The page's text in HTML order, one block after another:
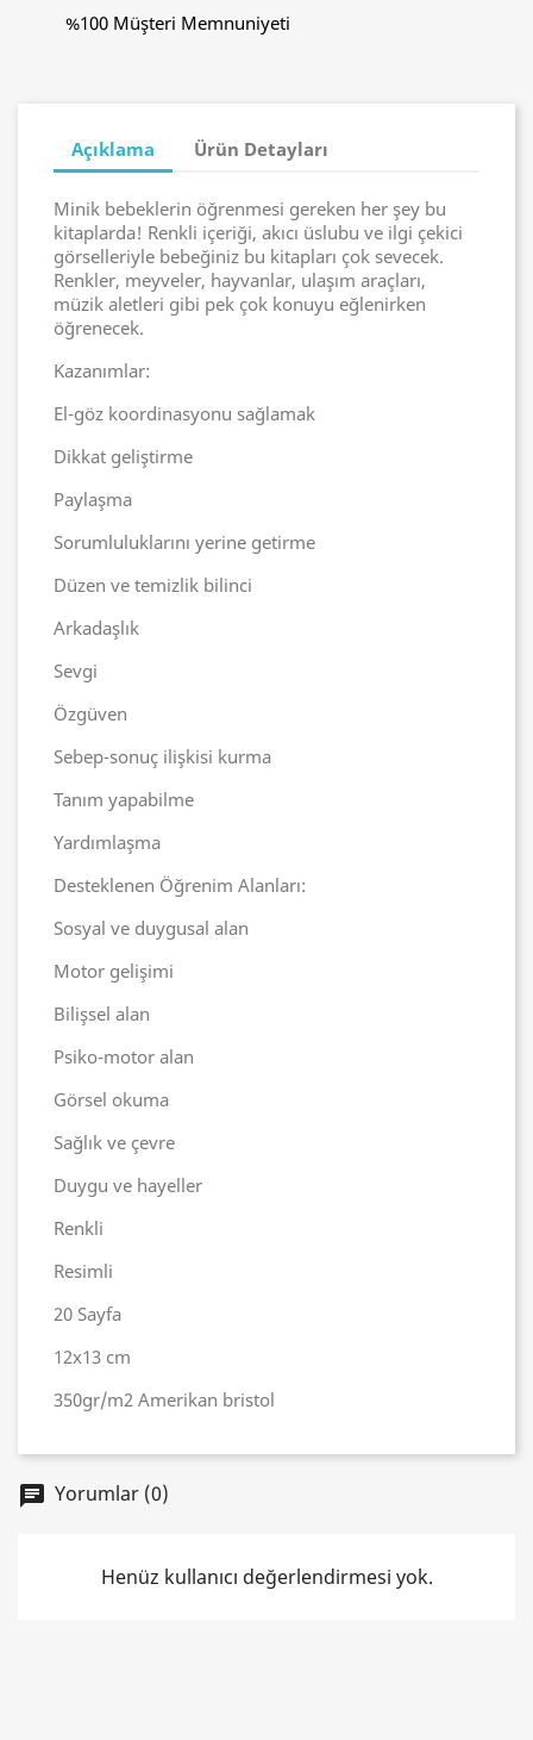
%100 Müşteri Memnuniyeti
Açıklama Ürün Detayları
Minik bebeklerin öğrenmesi gereken her şey bu
kitaplarda! Renkli içeriği, akıcı üslubu ve ilgi çekici
görselleriyle bebeğiniz bu kitapları çok sevecek.
Renkler, meyveler, hayvanlar, ulaşım araçları,
müzik aletleri gibi pek çok konuyu eğlenirken
öğrenecek.
Kazanımlar:
El-göz koordinasyonu sağlamak
Dikkat geliştirme
Paylaşma
Sorumluluklarını yerine getirme
Düzen ve temizlik bilinci
Arkadaşlık
Sevgi
Özgüven
Sebep-sonuç ilişkisi kurma
Tanım yapabilme
Yardımlaşma
Desteklenen Öğrenim Alanları:
Sosyal ve duygusal alan
Motor gelişimi
Bilişsel alan
Psiko-motor alan
Görsel okuma
Sağlık ve çevre
Duygu ve hayeller
Renkli
Resimli
20 Sayfa
12x13 cm
350gr/m2 Amerikan bristol
chat Yorumlar (0)
Henüz kullanıcı değerlendirmesi yok.